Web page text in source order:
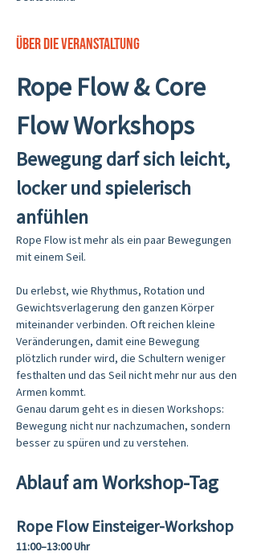
Über die Veranstaltung
Rope Flow & Core
Flow Workshops
Bewegung darf sich leicht,
locker und spielerisch
anfühlen
Rope Flow ist mehr als ein paar Bewegungen
mit einem Seil.
Du erlebst, wie Rhythmus, Rotation und
Gewichtsverlagerung den ganzen Körper
miteinander verbinden. Oft reichen kleine
Veränderungen, damit eine Bewegung
plötzlich runder wird, die Schultern weniger
festhalten und das Seil nicht mehr nur aus den
Armen kommt.
Genau darum geht es in diesen Workshops:
Bewegung nicht nur nachzumachen, sondern
besser zu spüren und zu verstehen.
Ablauf am Workshop-Tag
Rope Flow Einsteiger-Workshop
11:00–13:00 Uhr